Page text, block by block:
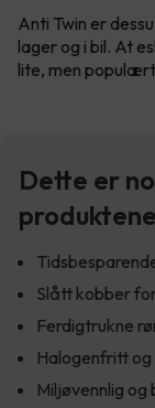
Anti Twin er
lager og i bil. At
lite, men
Dette er
Slått kobber
Ferdigtrukne
Halogenfritt
Miljøvennlig og